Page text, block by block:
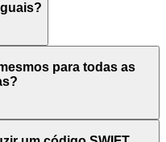
for Worldwide
(Sociedade para
mundial onde se
Por outro lado, BIC
para todas as